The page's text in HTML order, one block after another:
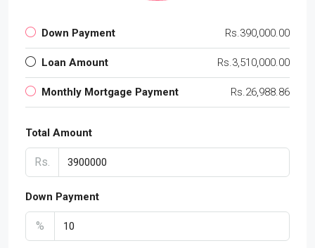
Down Payment Rs.390,000.00
Loan Amount Rs.3,510,000.00
Monthly Mortgage Payment Rs.26,988.86
Total Amount
Rs.
Down Payment
%